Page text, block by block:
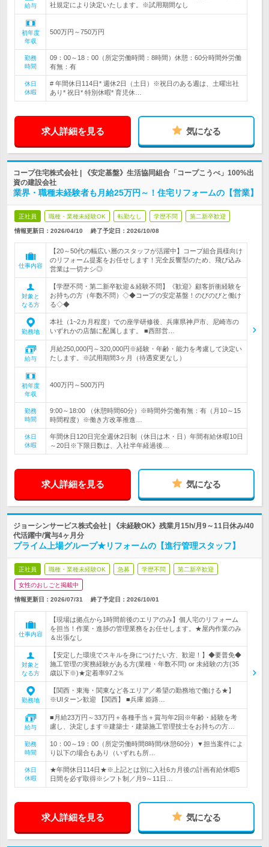
給与
社規定により決定いたします。※試用期間なし
初年度
年収
500万円～750万円
勤務
時間
09：00～18：00（所定労働時間：8時間）休憩：60分時間外労働
有無：有
休日
休暇
# 年間休日114日* 週休2日（土日）※祝日のある週は、土曜出社
あり* 祝日* 特別休暇* 育児休…
求人詳細を見る 気になる
コープ住宅株式会社 | 《安定基盤》生活協同組合「コープこうべ」100%出
資の建設会社
業界・職種未経験者も月給25万円～！住宅リフォームの【営業】
正社員 職種・業種未経験OK 転勤なし 学歴不問 第二新卒歓迎
情報更新日：2026/04/10 終了予定日： 2026/10/08
仕事内容
【20～50代の幅広い層のスタッフが活躍中】コープ組合員様向け
のリフォーム提案をお任せします！完全反響型のため、飛び込み
営業は一切ナシ◎
対象と
なる方
【学歴不問・第二新卒歓迎＆経験不問】《歓迎》顧客折衝経験を
お持ちの方（年数不問）◇◆コープの安定基盤！のびのびと働け
る◇◆
勤務地
本社（1~2カ月程度）での座学研修後、兵庫県神戸市、尼崎市の
いずれかの店舗に配属します。 ■西部営…
給与
月給250,000円～320,000円※経験・年齢・能力を考慮して決定い
たします。※試用期間3ヶ月（待遇変更なし）
初年度
年収
400万円～500万円
勤務
時間
9:00～18:00 （休憩時間60分）※時間外労働有無：有（月10～15
時間程度）※働き方改革推進…
休日
休暇
年間休日120日完全週休2日制（休日は木・日）年間有給休暇10日
～20日※下限日数は、入社半年経過後…
求人詳細を見る 気になる
ジョーシンサービス株式会社 | 《未経験OK》残業月15h/月9～11日休み/40
代活躍中/賞与4ヶ月分
プライム上場グループ★リフォームの【進行管理スタッフ】
正社員 職種・業種未経験OK 急募 学歴不問 第二新卒歓迎
女性のおしごと掲載中
情報更新日：2026/07/31 終了予定日： 2026/10/01
仕事内容
【現場は拠点から1時間前後のエリアのみ】個人宅のリフォーム
を担当！作業・進捗の管理業務をお任せします。★屋内作業のみ
＆出張なし
対象と
なる方
【安定した環境でスキルを身につけたい方、歓迎！】◆要普免◆
施工管理の実務経験がある方(業種・年数不問) or 未経験の方(35
歳以下※)★定着率97.2％
勤務地
【関西・東海・関東など各エリア／希望の勤務地で働ける★】
※UIターン歓迎 【関西】 ■兵庫 姫路…
給与
■月給23万円～33万円＋各種手当＋賞与年2回※年齢・経験を考
慮し、決定します※建築士・建築施工管理技士をお持ちの方…
勤務
時間
10：00～19：00（所定労働時間8時間/休憩60分）▼担当案件によ
り以下の場合もあり（いずれも所…
休日
休暇
★年間休日114日★※上記とは別に入社6カ月後の計画有給休暇5
日間を必ず取得※シフト制／月9～11日…
求人詳細を見る 気になる